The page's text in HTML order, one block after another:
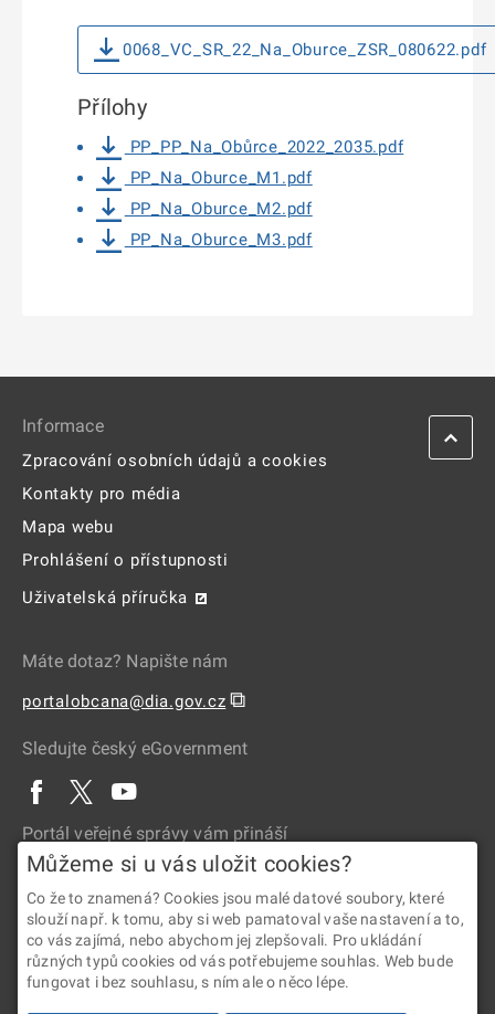
0068_VC_SR_22_Na_Oburce_ZSR_080622.pdf
Přílohy
PP_PP_Na_Obůrce_2022_2035.pdf
PP_Na_Oburce_M1.pdf
PP_Na_Oburce_M2.pdf
PP_Na_Oburce_M3.pdf
Informace
Zpracování osobních údajů a cookies
Kontakty pro média
Mapa webu
Prohlášení o přístupnosti
Uživatelská příručka
Máte dotaz? Napište nám
portalobcana@dia.gov.cz ⧉
Sledujte český eGovernment
Portál veřejné správy vám přináší
Můžeme si u vás uložit cookies?
Co že to znamená? Cookies jsou malé datové soubory, které
slouží např. k tomu, aby si web pamatoval vaše nastavení a to,
co vás zajímá, nebo abychom jej zlepšovali. Pro ukládání
různých typů cookies od vás potřebujeme souhlas. Web bude
fungovat i bez souhlasu, s ním ale o něco lépe.